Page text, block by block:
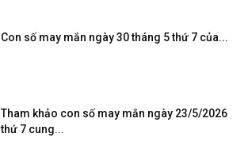
Con số may mắn ngày 30 tháng 5 thứ 7 của...
Tham khảo con số may mắn ngày 23/5/2026
thứ 7 cung...